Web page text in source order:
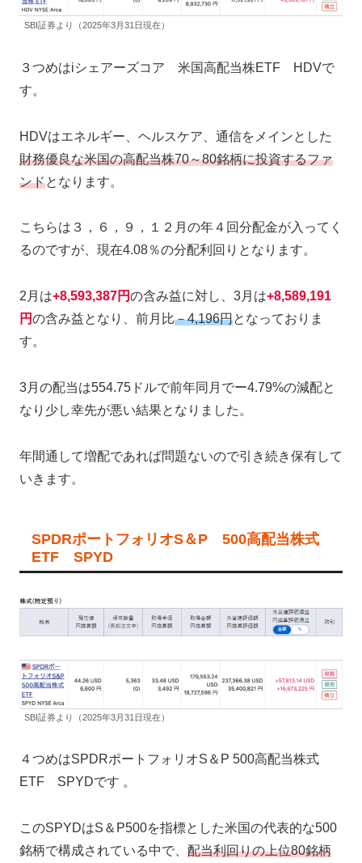
SBI証券より（2025年3月31日現在）
３つめはiシェアーズコア 米国高配当株ETF HDVで
す。
HDVはエネルギー、ヘルスケア、通信をメインとした
財務優良な米国の高配当株70～80銘柄に投資するファ
ンドとなります。
こちらは３，６，９，１２月の年４回分配金が入ってく
るのですが、現在4.08％の分配利回りとなります。
2月は+8,593,387円の含み益に対し、3月は+8,589,191
円の含み益となり、前月比－4,196円となっておりま
す。
3月の配当は554.75ドルで前年同月でー4.79%の減配と
なり少し幸先が悪い結果となりました。
年間通して増配であれば問題ないので引き続き保有して
いきます。
SPDRポートフォリオS＆P 500高配当株式
ETF SPYD
SBI証券より（2025年3月31日現在）
４つめはSPDRポートフォリオS＆P 500高配当株式
ETF SPYDです 。
このSPYDはS＆P500を指標とした米国の代表的な500
銘柄で構成されている中で、 配当利回りの上位80銘柄